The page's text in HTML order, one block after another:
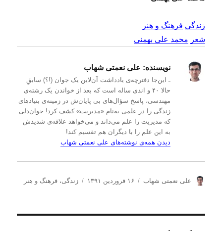
زندگی فرهنگ و هنر
شعر محمد علی بهمنی
نویسنده: علی نعمتی شهاب
ـ این‌جا دفترچه‌ی یادداشت‌ آن‌لاین یک جوان (!؟) سابقِ
حالا ۴۰ و اندی ساله است که بعد از خواندن یک رشته‌ی
مهندسی، پاسخ سؤال‌های بی پایان‌ش در زمینه‌ی بنیادهای
زندگی را در علمی به‌نام «مدیریت» کشف کرد! جوان‌دلی
که مدیریت را علم می‌داند و می‌خواهد علاقه‌ی شدیدش
به این علم را با دیگران هم تقسیم کند!
دیدن همه‌ی نوشته‌های علی نعمتی شهاب
نعلی نعمتی شهاب
ا۱۶ فروردین ۱۳۹۱
دزندگی،فرهنگ و هنر